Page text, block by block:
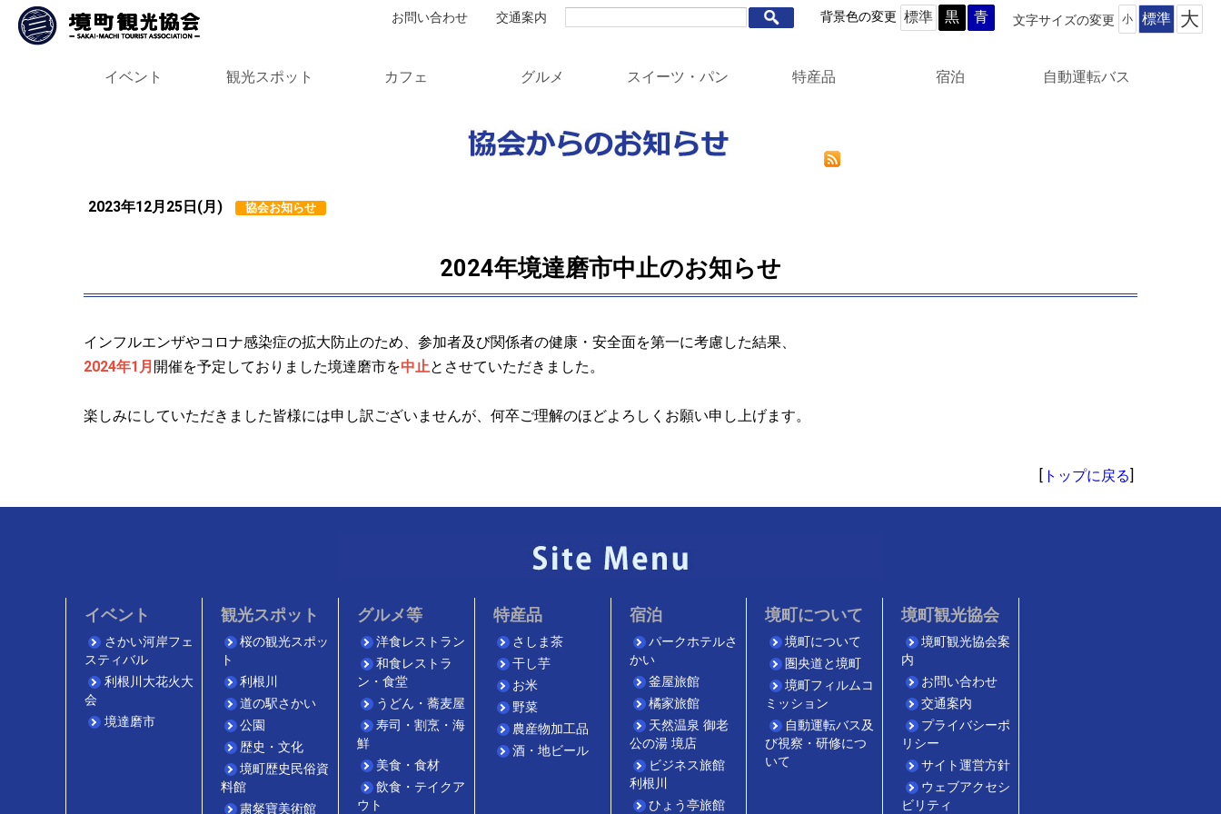
文字サイズの変更 小 標準 大
背景色の変更 標準 黒 青
お問い合わせ 交通案内
イベント 観光スポット カフェ グルメ スイーツ・パン 特産品 宿泊 自動運転バス
2023年12月25日(月) 協会お知らせ
2024年境達磨市中止のお知らせ
インフルエンザやコロナ感染症の拡大防止のため、参加者及び関係者の健康・安全面を第一に考慮した結果、
2024年1月 開催を予定しておりました境達磨市を中止とさせていただきました。
楽しみにしていただきました皆様には申し訳ございませんが、何卒ご理解のほどよろしくお願い申し上げます。
[ トップに戻る]
イベント
さかい河岸フェ
スティバル
利根川大花火大
会
境達磨市
観光スポット
桜の観光スポッ
ト
利根川
道の駅さかい
公園
歴史・文化
境町歴史民俗資
料館
粛粲寶美術館
グルメ等
洋食レストラン
和食レストラ
ン・食堂
うどん・蕎麦屋
寿司・割烹・海
鮮
美食・食材
飲食・テイクア
ウト
特産品
さしま茶
干し芋
お米
野菜
農産物加工品
酒・地ビール
宿泊
パークホテルさ
かい
釜屋旅館
橘家旅館
天然温泉 御老
公の湯 境店
ビジネス旅館
利根川
ひょう亭旅館
境町について
境町について
圏央道と境町
境町フィルムコ
ミッション
自動運転バス及
び視察・研修につ
いて
境町観光協会
境町観光協会案
内
お問い合わせ
交通案内
プライバシーポ
リシー
サイト運営方針
ウェブアクセシ
ビリティ